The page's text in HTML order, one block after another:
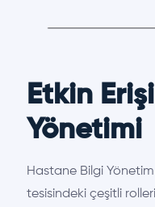
Etkin
Yönetimi
Hastane Bilgi Yönetim
tesisindeki çeşitli